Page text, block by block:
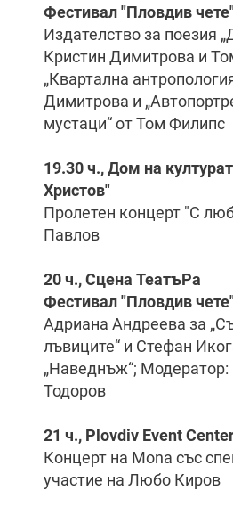
Фестивал "Пловдив
Издателство за поезия
Кристин Димитрова и
„Квартална
Димитрова и
мустаци“ от Том Филипс
19.30 ч., Дом на
Христов"
Пролетен концерт "С
Павлов
20 ч., Сцена ТеатъРа
Фестивал "Пловдив
Адриана Андреева за
лъвиците“ и Стефан
„Наведнъж“; Модератор:
Тодоров
21 ч., Plovdiv Event
Концерт на Mona със
участие на Любо Киров